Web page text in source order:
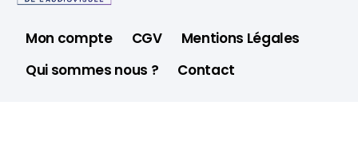
Mon compte CGV
Mentions Légales
Qui sommes nous ?
Contact